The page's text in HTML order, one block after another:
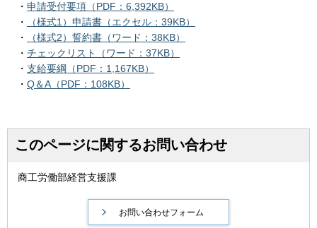
・ 申請受付要項（PDF：6,392KB）
・
（様式1）申請書（エクセル：39KB）
・
（様式2）誓約書（ワード：38KB）
・ チェックリスト（ワード：37KB）
・ 支給要綱（PDF：1,167KB）
・ Q＆A（PDF：108KB）
このページに関するお問い合わせ
商工労働部経営支援課